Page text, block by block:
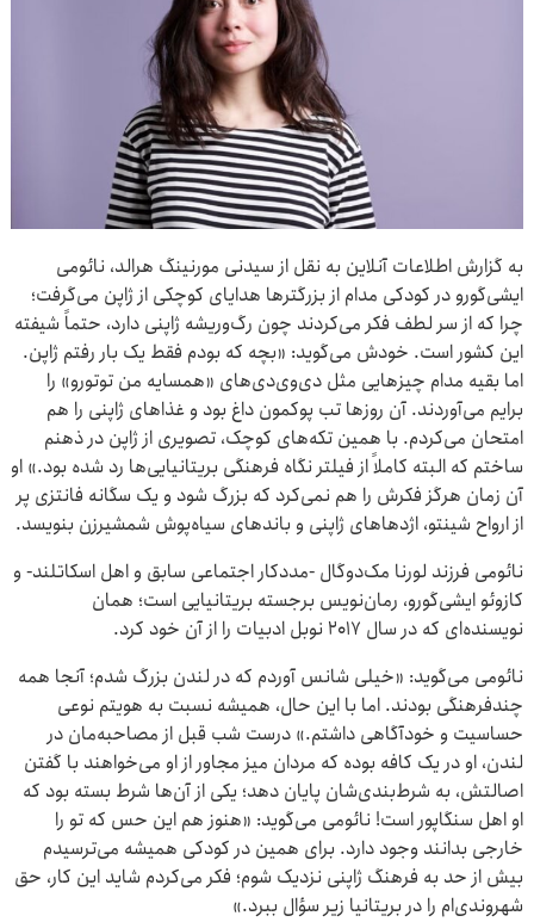
به گزارش اطلاعات آنلاین به نقل از سیدنی مورنینگ هرالد، نائومی
ایشی‌گورو در کودکی مدام از بزرگترها هدایای کوچکی از ژاپن می‌گرفت؛
چرا که از سر لطف فکر می‌کردند چون رگ‌وریشه ژاپنی دارد، حتماً شیفته
این کشور است. خودش می‌گوید: «بچه‌ که بودم فقط یک‌ بار رفتم ژاپن.
اما بقیه مدام چیزهایی مثل دی‌وی‌دی‌های «همسایه من توتورو» را
برایم می‌آوردند. آن روزها تب پوکمون داغ بود و غذاهای ژاپنی را هم
امتحان می‌کردم. با همین تکه‌های کوچک، تصویری از ژاپن در ذهنم
ساختم که البته کاملاً از فیلتر نگاه فرهنگی بریتانیایی‌ها رد شده بود.» او
آن زمان هرگز فکرش را هم نمی‌کرد که بزرگ شود و یک سگانه فانتزی پر
از ارواح شینتو، اژدهاهای ژاپنی و باندهای سیاه‌پوش شمشیرزن بنویسد.
نائومی فرزند لورنا مک‌دوگال -مددکار اجتماعی سابق و اهل اسکاتلند- و
کازوئو ایشی‌گورو، رمان‌نویس برجسته بریتانیایی است؛ همان
نویسنده‌ای که در سال ۲۰۱۷ نوبل ادبیات را از آن خود کرد.
نائومی می‌گوید: «خیلی شانس آوردم که در لندن بزرگ شدم؛ آنجا همه
چندفرهنگی بودند. اما با این حال، همیشه نسبت به هویتم نوعی
حساسیت و خودآگاهی داشتم.» درست شب قبل از مصاحبه‌مان در
لندن، او در یک کافه بوده که مردان میز مجاور از او می‌خواهند با گفتن
اصالتش، به شرط‌بندی‌شان پایان دهد؛ یکی از آن‌ها شرط بسته بود که
او اهل سنگاپور است! نائومی می‌گوید: «هنوز هم این حس که تو را
خارجی بدانند وجود دارد. برای همین در کودکی همیشه می‌ترسیدم
بیش از حد به فرهنگ ژاپنی نزدیک شوم؛ فکر می‌کردم شاید این کار، حق
شهروندی‌ام را در بریتانیا زیر سؤال ببرد.»